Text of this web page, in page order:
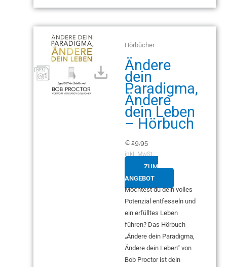
Hörbücher
Ändere
dein
Paradigma,
Ändere
dein Leben
– Hörbuch
€29,95
inkl. MwSt.
ZUM
ANGEBOT
Möchtest du dein volles
Potenzial entfesseln und
ein erfülltes Leben
führen? Das Hörbuch
„Ändere dein Paradigma,
Ändere dein Leben“ von
Bob Proctor ist dein